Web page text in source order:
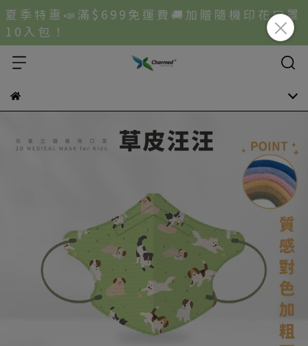
夏 季 特 惠 📣 滿 $ 6 9 9 免 運 費 🚚 加 贈 隨 機 印 花 口 罩
1 0 入 包 ！